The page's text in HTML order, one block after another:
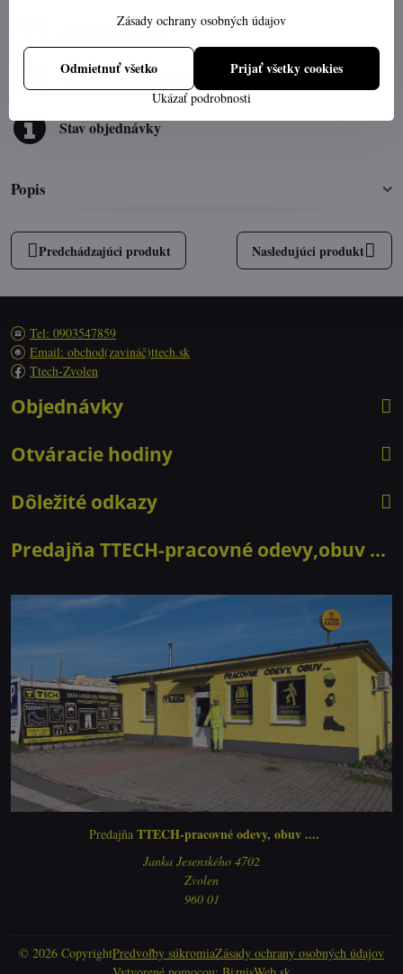
obchod​@ttech​.sk
Výber správnej veľkosti
Stav objednávky
Popis
Predchádzajúci produkt Nasledujúci produkt
Tel: 0903547859
Email: obchod(zavináč)ttech.sk
Ttech-Zvolen
Objednávky
Otváracie hodiny
Dôležité odkazy
Predajňa TTECH-pracovné odevy,obuv ...
Predajňa TTECH-pracovné odevy, obuv ....
Janka Jesenského 4702
Zvolen
960 01
© 2026 CopyrightPredvoľby súkromiaZásady ochrany osobných údajov
Zásady ochrany osobných údajov
Ukázať podrobnosti
Prijať všetky cookies
Odmietnuť všetko